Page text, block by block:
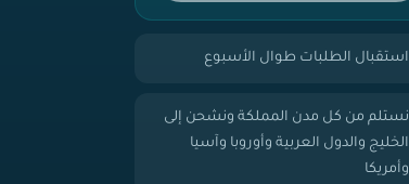
استقبال الطلبات طوال الأسبوع
نستلم من كل مدن المملكة ونشحن إلى
الخليج والدول العربية وأوروبا وآسيا
وأمريكا